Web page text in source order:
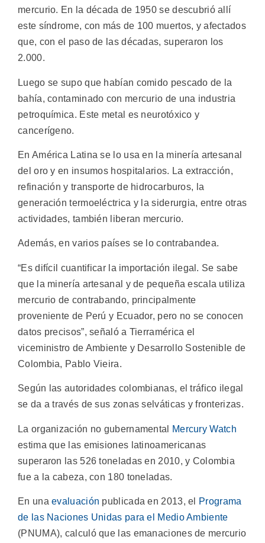
mercurio. En la década de 1950 se descubrió allí
este síndrome, con más de 100 muertos, y afectados
que, con el paso de las décadas, superaron los
2.000.
Luego se supo que habían comido pescado de la
bahía, contaminado con mercurio de una industria
petroquímica. Este metal es neurotóxico y
cancerígeno.
En América Latina se lo usa en la minería artesanal
del oro y en insumos hospitalarios. La extracción,
refinación y transporte de hidrocarburos, la
generación termoeléctrica y la siderurgia, entre otras
actividades, también liberan mercurio.
Además, en varios países se lo contrabandea.
“Es difícil cuantificar la importación ilegal. Se sabe
que la minería artesanal y de pequeña escala utiliza
mercurio de contrabando, principalmente
proveniente de Perú y Ecuador, pero no se conocen
datos precisos”, señaló a Tierramérica el
viceministro de Ambiente y Desarrollo Sostenible de
Colombia, Pablo Vieira.
Según las autoridades colombianas, el tráfico ilegal
se da a través de sus zonas selváticas y fronterizas.
La organización no gubernamental
Mercury Watch
estima que las emisiones latinoamericanas
superaron las 526 toneladas en 2010, y Colombia
fue a la cabeza, con 180 toneladas.
En unaevaluación publicada en 2013, el
Programa
de las Naciones Unidas para el Medio Ambiente
(PNUMA), calculó que las emanaciones de mercurio